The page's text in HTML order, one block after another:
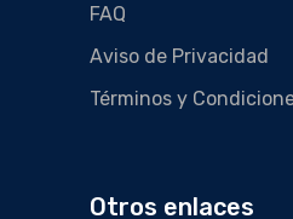
FAQ
Aviso de Privacidad
Términos y
Otros enlaces